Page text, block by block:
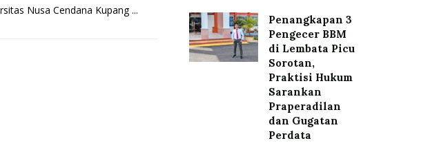
Nusa Cendana Kupang ...
Penangkapan 3
Pengecer BBM
di Lembata Picu
Sorotan,
Praktisi Hukum
Sarankan
Praperadilan
dan Gugatan
Perdata